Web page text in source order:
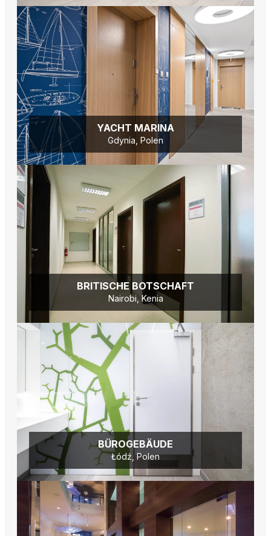
YACHT MARINA
Gdynia, Polen
BRITISCHE BOTSCHAFT
Nairobi, Kenia
BÜROGEBÄUDE
Łódź, Polen